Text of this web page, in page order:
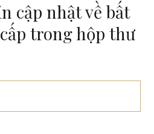
cập nhật về bất
trong hộp thư